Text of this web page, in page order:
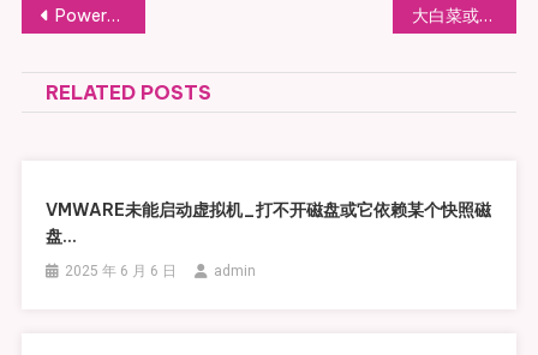
文章导航
Powerbuilder PB插入ole控件点击insert control时关闭 大白菜或者老毛桃启动U盘想格式化但格式化不了
RELATED POSTS
VMWARE未能启动虚拟机_打不开磁盘或它依赖某个快照磁
盘…
2025 年 6 月 6 日 admin